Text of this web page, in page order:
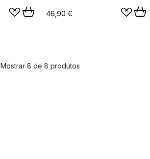
46,90 €
Mostrar 8 de 8 produtos